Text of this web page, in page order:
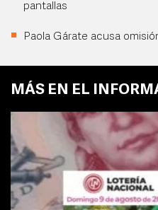
pantallas
Paola Gárate acusa
MÁS EN EL